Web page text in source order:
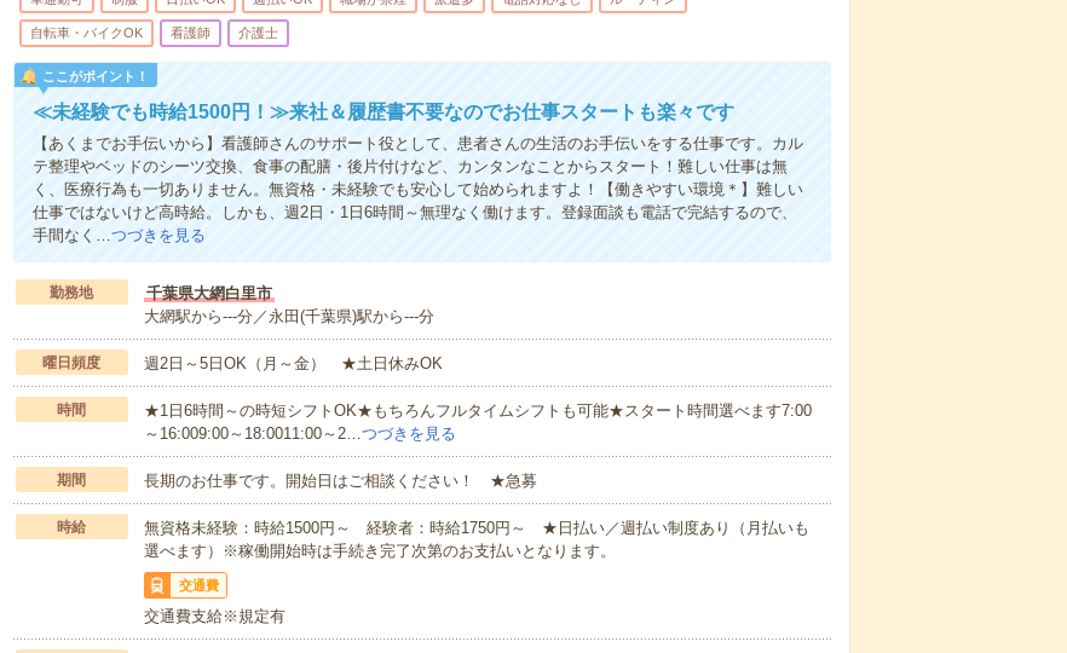
自転車・バイクOK 看護師 介護士
ここがポイント！
≪未経験でも時給1500円！≫来社＆履歴書不要なのでお仕事スタートも楽々です
【あくまでお手伝いから】看護師さんのサポート役として、患者さんの生活のお手伝いをする仕事です。カル
テ整理やベッドのシーツ交換、食事の配膳・後片付けなど、カンタンなことからスタート！難しい仕事は無
く、医療行為も一切ありません。無資格・未経験でも安心して始められますよ！【働きやすい環境＊】難しい
仕事ではないけど高時給。しかも、週2日・1日6時間～無理なく働けます。登録面談も電話で完結するので、
手間なく…つづきを見る
勤務地
千葉県大網白里市
大網駅から---分／永田(千葉県)駅から---分
曜日頻度 週2日～5日OK（月～金） ★土日休みOK
時間
★1日6時間～の時短シフトOK★もちろんフルタイムシフトも可能★スタート時間選べます7:00
～16:009:00～18:0011:00～2…つづきを見る
期間 長期のお仕事です。開始日はご相談ください！ ★急募
時給
無資格未経験：時給1500円～ 経験者：時給1750円～ ★日払い／週払い制度あり（月払いも
選べます）※稼働開始時は手続き完了次第のお支払いとなります。
交通費
交通費支給※規定有